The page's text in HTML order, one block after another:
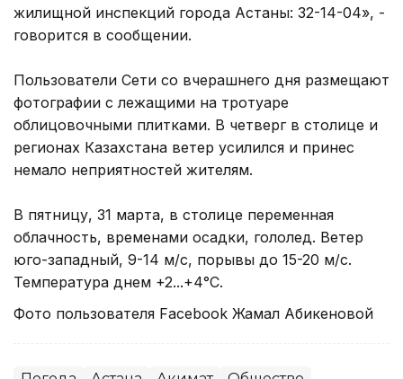
жилищной инспекций города Астаны: 32-14-04», -
говорится в сообщении.
Пользователи Сети со вчерашнего дня размещают
фотографии с лежащими на тротуаре
облицовочными плитками. В четверг в столице и
регионах Казахстана ветер усилился и принес
немало неприятностей жителям.
В пятницу, 31 марта, в столице переменная
облачность, временами осадки, гололед. Ветер
юго-западный, 9-14 м/с, порывы до 15-20 м/с.
Температура днем +2...+4°С.
Фото пользователя Facebook Жамал Абикеновой